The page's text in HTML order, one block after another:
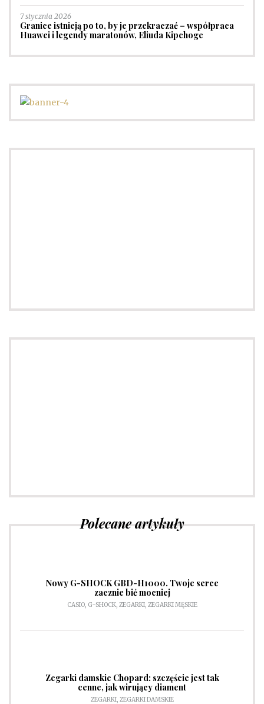
7 stycznia 2026
Granice istnieją po to, by je przekraczać – współpraca
Huawei i legendy maratonów, Eliuda Kipchoge
Polecane artykuły
Nowy G-SHOCK GBD-H1000. Twoje serce
zacznie bić mocniej
CASIO, G-SHOCK, ZEGARKI, ZEGARKI MĘSKIE
Zegarki damskie Chopard: szczęście jest tak
cenne, jak wirujący diament
ZEGARKI, ZEGARKI DAMSKIE